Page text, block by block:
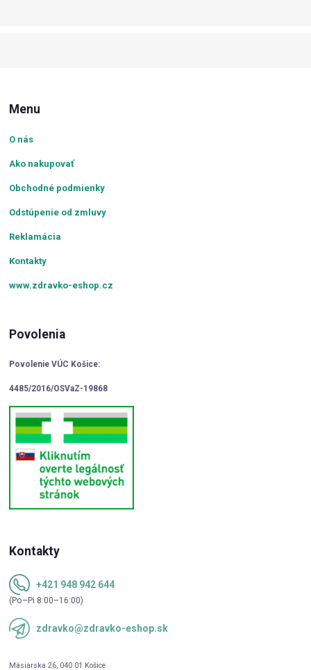
Menu
O nás
Ako nakupovať
Obchodné podmienky
Odstúpenie od zmluvy
Reklamácia
Kontakty
www.zdravko-eshop.cz
Povolenia
Povolenie VÚC Košice:
4485/2016/OSVaZ-19868
Kontakty
+421 948 942 644
(Po–Pi 8:00–16:00)
zdravko@zdravko-eshop.sk